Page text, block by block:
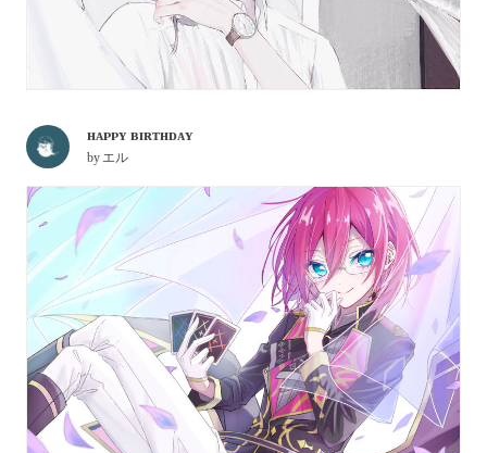
ʜᴀᴘᴘʏ ʙɪʀᴛʜᴅᴀʏ︎︎
by エル